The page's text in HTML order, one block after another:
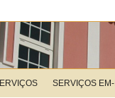
SERVIÇOS